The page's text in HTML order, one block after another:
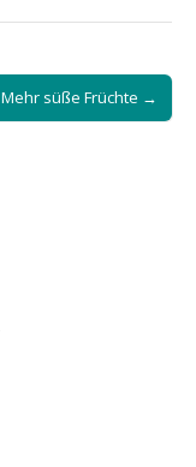
Mehr süße Früchte →